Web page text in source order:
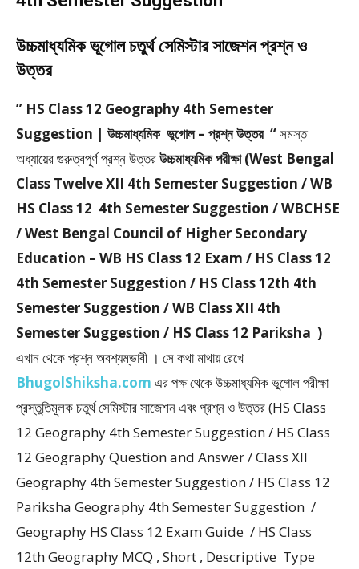
উচ্চমাধ্যমিক ভূগোল চতুর্থ সেমিস্টার সাজেশন প্রশ্ন ও
উত্তর
” HS Class 12 Geography 4th Semester
Suggestion | উচ্চমাধ্যমিক ভূগোল – প্রশ্ন উত্তর “সমস্ত
অধ্যায়ের গুরুত্বপূর্ণ প্রশ্ন উত্তরউচ্চমাধ্যমিক পরীক্ষা (West Bengal
Class Twelve XII 4th Semester Suggestion / WB
HS Class 12 4th Semester Suggestion / WBCHSE
/ West Bengal Council of Higher Secondary
Education – WB HS Class 12 Exam / HS Class 12
4th Semester Suggestion / HS Class 12th 4th
Semester Suggestion / WB Class XII 4th
Semester Suggestion / HS Class 12 Pariksha )
এখান থেকে প্রশ্ন অবশ্যম্ভাবী । সে কথা মাথায় রেখে
BhugolShiksha.com এর পক্ষ থেকে উচ্চমাধ্যমিক ভূগোল পরীক্ষা
প্রস্তুতিমূলক চতুর্থ সেমিস্টার সাজেশন এবং প্রশ্ন ও উত্তর (HS Class
12 Geography 4th Semester Suggestion / HS Class
12 Geography Question and Answer / Class XII
Geography 4th Semester Suggestion / HS Class 12
Pariksha Geography 4th Semester Suggestion /
Geography HS Class 12 Exam Guide / HS Class
12th Geography MCQ , Short , Descriptive Type